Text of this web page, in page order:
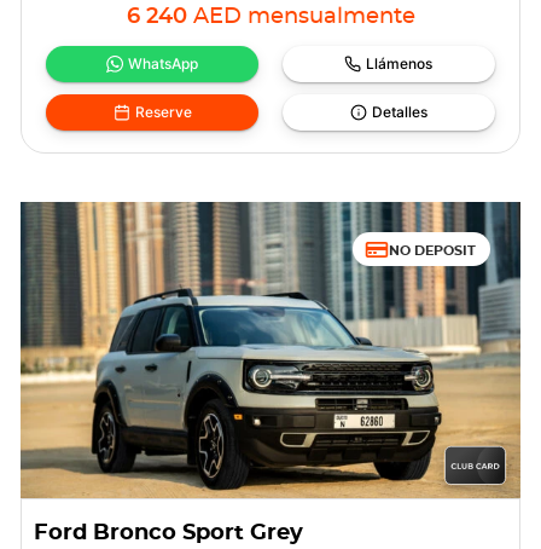
6 240 AED mensualmente
WhatsApp Llámenos
Reserve Detalles
NO DEPOSIT
Ford Bronco Sport Grey